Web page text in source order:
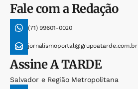
Fale com a Redação
(71) 99601-0020
jornalismoportal@grupoatarde.com.br
AssineA TARDE
Salvador e Região Metropolitana